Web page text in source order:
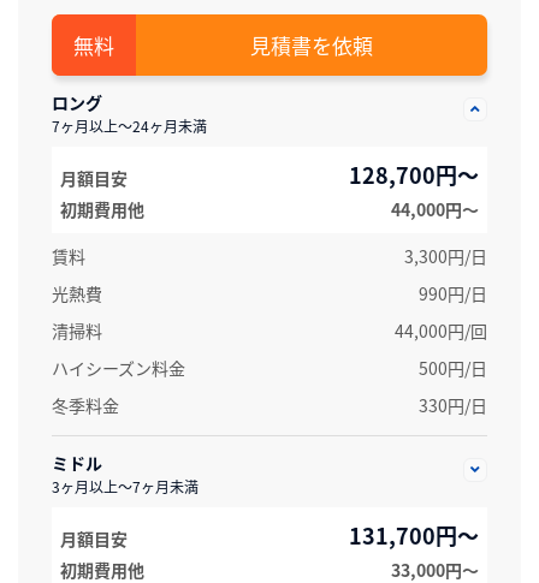
見積書を依頼
ロング
7ヶ月以上～24ヶ月未満
月額目安 128,700円～
初期費用他
44,000円〜
賃料
3,300円/日
光熱費
990円/日
清掃料
44,000円/回
ハイシーズン料金
500円/日
冬季料金
330円/日
ミドル
3ヶ月以上～7ヶ月未満
月額目安 131,700円～
初期費用他 33,000円〜